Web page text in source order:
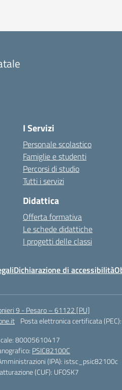
I Servizi
Personale scolastico
Famiglie e studenti
Percorsi di studio
Tutti i servizi
Didattica
Offerta formativa
Le schede didattiche
I progetti delle classi
Dichiarazione di accessibilità
9 - Pesaro – 61122 [PU]
Posta elettronica certificata (PEC):
80005610417
PSIC82100C
(IPA): istsc_psic82100c
(CUF): UFOSK7